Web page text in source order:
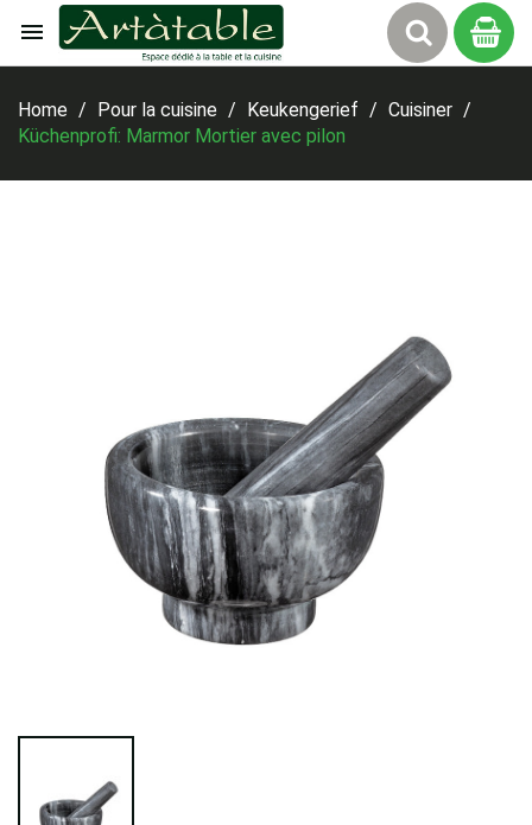

Home
Pour la cuisine Keukengerief
Cuisiner
Küchenprofi: Marmor Mortier avec pilon